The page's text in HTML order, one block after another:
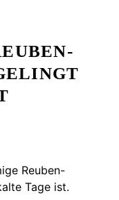
Reuben-
Tage ist.